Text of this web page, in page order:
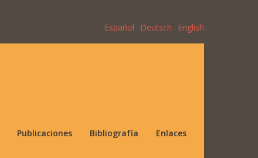
Español Deutsch English
Publicaciones Bibliografía Enlaces